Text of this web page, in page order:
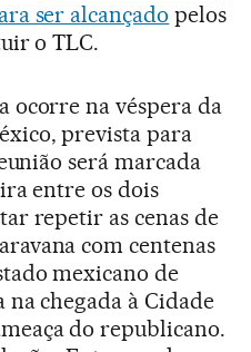
ser alcançado pelos
o TLC.
ocorre na véspera da
prevista para
será marcada
entre os dois
repetir as cenas de
com centenas
mexicano de
chegada à Cidade
do republicano.